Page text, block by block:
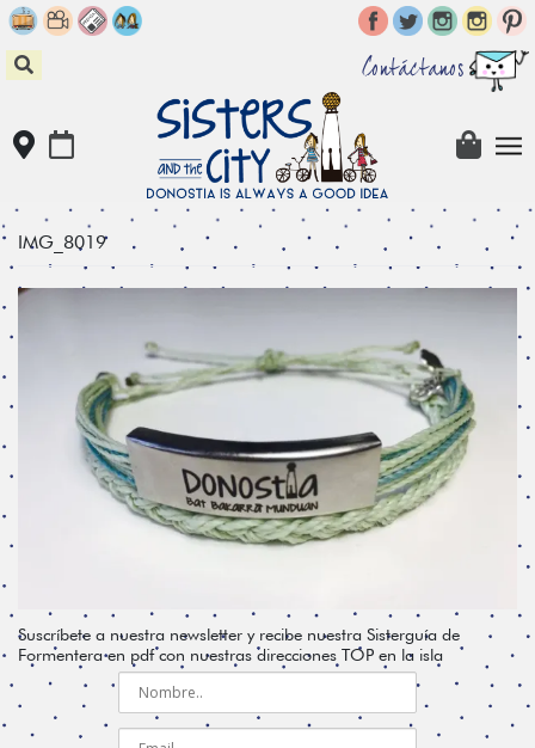
Skip
to
content
Contáctanos
IMG_8019
Suscríbete a nuestra newsletter y recibe nuestra Sisterguía de
Formentera en pdf con nuestras direcciones TOP en la isla